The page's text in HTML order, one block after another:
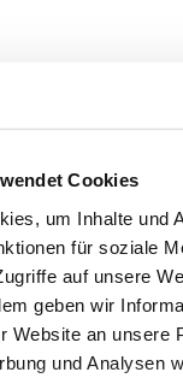
Cookies
um Inhalte und
für soziale
auf unsere
geben wir
Website an unsere
und Analysen